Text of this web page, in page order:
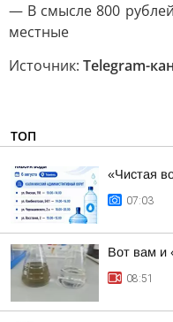
— В смысле 800
местные
Источник: Telegram-
ТОП
«Чистая
07:03
Вот вам и
08:51